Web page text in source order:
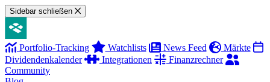
Sidebar schließen
Portfolio-Tracking Watchlists News Feed
Märkte
Dividendenkalender
Integrationen
Finanzrechner
Community